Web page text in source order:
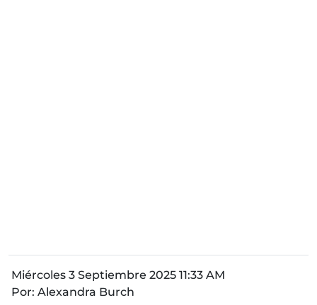
Miércoles 3 Septiembre 2025 11:33 AM
Por: Alexandra Burch